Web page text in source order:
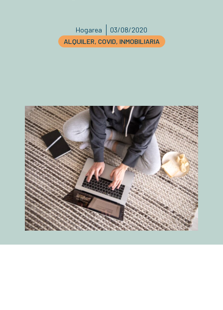
Hogarea
03/08/2020
ALQUILER, COVID, INMOBILIARIA